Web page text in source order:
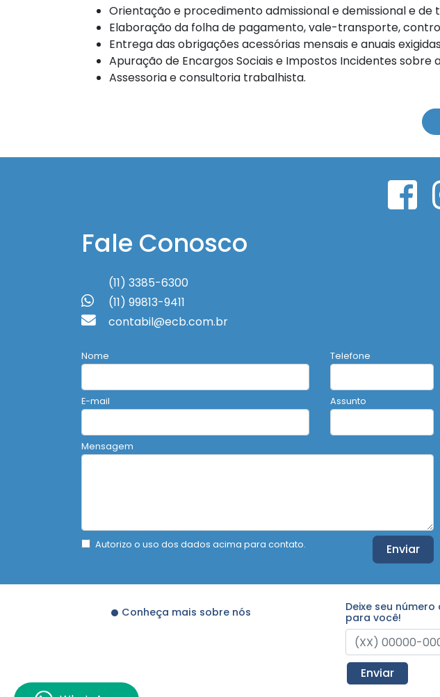
Orientação e procedimento admissional e demissional e
Elaboração da folha de pagamento, vale-transporte,
Entrega das obrigações acessórias mensais e anuais
Apuração de Encargos Sociais e Impostos Incidentes sobre
Assessoria e consultoria trabalhista.
Fale Conosco
(11) 3385-6300
(11) 99813-9411
contabil@ecb.com.br
Nome Telefone
E-mail Assunto
Mensagem
Autorizo o uso dos dados acima para contato. Enviar
Conheça mais sobre nós
Deixe seu
para você!
Enviar